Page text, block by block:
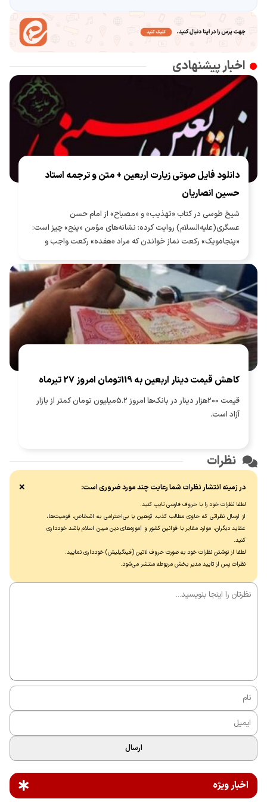
اخبار پیشنهادی
دانلود فایل صوتی زیارت اربعین + متن و ترجمه استاد
حسین انصاریان
شیخ طوسی در کتاب «تهذیب» و «مصباح» از امام حسن
عسگری(علیه‌السلام) روایت کرده: نشانه‌های مؤمن «پنج» چیز است:
«پنجاه‌ویک» رکعت نماز خواندن که مراد «هفده» رکعت واجب و
اربعین و انگشتر به دست راست کردن و پیشانی را در سجده بر خاک
نهادن و بلند گفتن «بِسْمِ اللّٰهِ الرَّحْمٰنِ الرَّحیِمِ».
کاهش قیمت دینار اربعین به 119تومان امروز 27 تیرماه
قیمت 200هزار دینار در بانک‌ها امروز 5.2میلیون تومان کمتر از بازار
آزاد است.
نظرات
در زمینه انتشار نظرات شما رعایت چند مورد ضروری است:
لطفا نظرات خود را با حروف فارسی تایپ کنید.
از ارسال نظراتی که حاوی مطالب کذب، توهین یا بی‌احترامی به اشخاص، قومیت‌ها،
عقاید دیگران، موارد مغایر با قوانین کشور و آموزه‌های دین مبین اسلام باشد خودداری
کنید.
لطفا از نوشتن نظرات خود به صورت حروف لاتین (فینگیلیش) خودداری نماييد.
نظرات پس از تایید مدیر بخش مربوطه منتشر می‌شود.
×
ارسال
اخبار ویژه